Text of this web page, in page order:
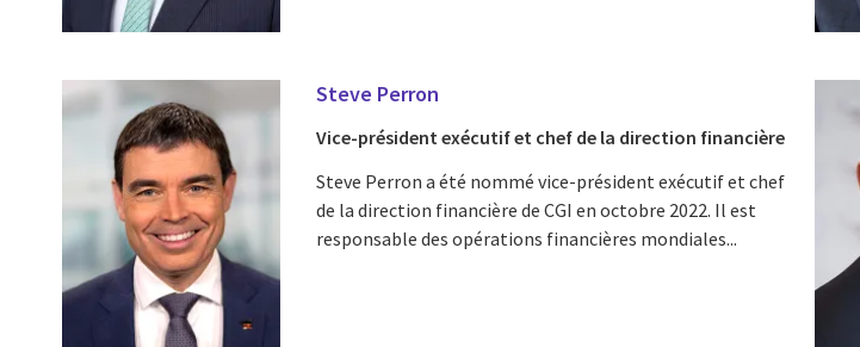
Steve Perron
Vice-président exécutif et chef de la direction financière
Steve Perron a été nommé vice-président exécutif et chef
de la direction financière de CGI en octobre 2022. Il est
responsable des opérations financières mondiales...